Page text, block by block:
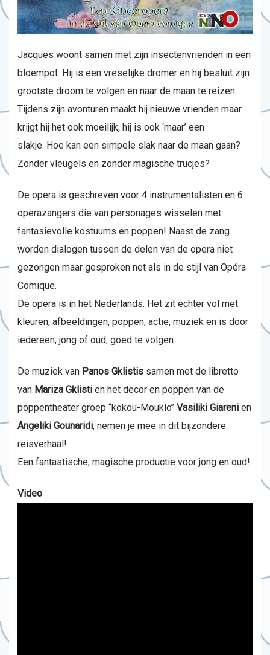
Jacques woont samen met zijn insectenvrienden in een
bloempot. Hij is een vreselijke dromer en hij besluit zijn
grootste droom te volgen en naar de maan te reizen.
Tijdens zijn avonturen maakt hij nieuwe vrienden maar
krijgt hij het ook moeilijk, hij is ook ‘maar’ een
slakje. Hoe kan een simpele slak naar de maan gaan?
Zonder vleugels en zonder magische trucjes?
De opera is geschreven voor 4 instrumentalisten en 6
operazangers die van personages wisselen met
fantasievolle kostuums en poppen! Naast de zang
worden dialogen tussen de delen van de opera niet
gezongen maar gesproken net als in de stijl van Opéra
Comique.
De opera is in het Nederlands. Het zit echter vol met
kleuren, afbeeldingen, poppen, actie, muziek en is door
iedereen, jong of oud, goed te volgen.
De muziek van Panos Gklistis samen met de libretto
van Mariza Gklisti en het decor en poppen van de
poppentheater groep “kokou-Mouklo’’ Vasiliki Giareni en
Angeliki Gounaridi, nemen je mee in dit bijzondere
reisverhaal!
Een fantastische, magische productie voor jong en oud!
Video